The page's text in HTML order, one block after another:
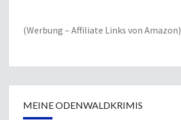
(Werbung – Affiliate Links von Amazon)
MEINE ODENWALDKRIMIS